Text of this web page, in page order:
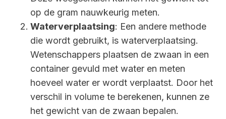
op de gram nauwkeurig meten.
Waterverplaatsing: Een andere methode
die wordt gebruikt, is waterverplaatsing.
Wetenschappers plaatsen de zwaan in een
container gevuld met water en meten
hoeveel water er wordt verplaatst. Door het
verschil in volume te berekenen, kunnen ze
het gewicht van de zwaan bepalen.